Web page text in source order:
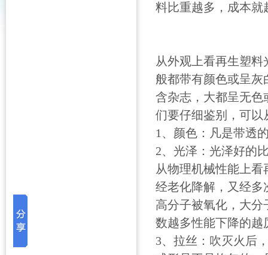
料比重越多，成本
从外观上看再生塑
般都带有颜色或呈
含杂志，大都呈无色
们要仔细鉴别，可以
1、颜色：凡是带透
2、光泽：光泽好的
从物理机械性能上
经老化降解，又经多
高分子被氧化，大
数越多性能下降的越
3、拉丝：吹灭火后